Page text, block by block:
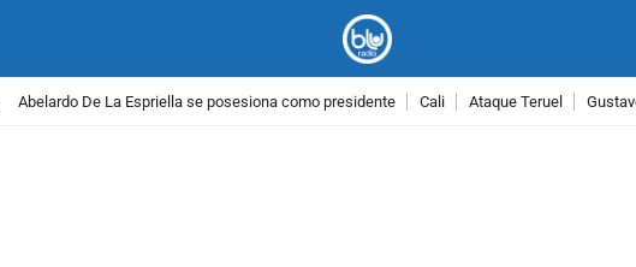
Abelardo De La Espriella se posesiona como presidente Cali Ataque Teruel